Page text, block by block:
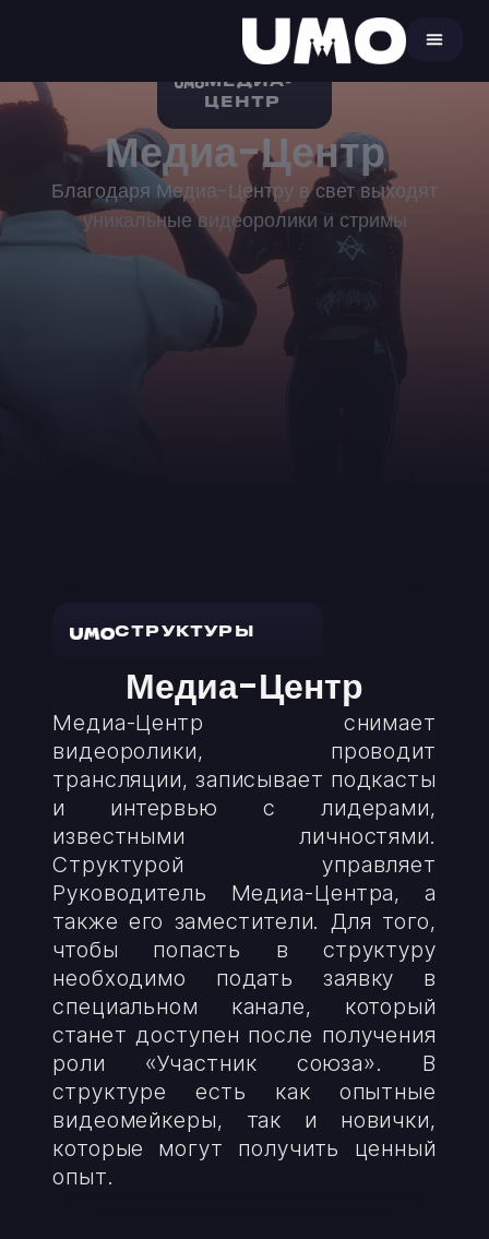
МЕДИА-
ЦЕНТР
Медиа-Центр
Благодаря Медиа-Центру в свет выходят
уникальные видеоролики и стримы
СТРУКТУРЫ
Медиа-Центр
Медиа-Центр снимает
видеоролики, проводит
трансляции, записывает подкасты
и интервью с лидерами,
известными личностями.
Структурой управляет
Руководитель Медиа-Центра, а
также его заместители. Для того,
чтобы попасть в структуру
необходимо подать заявку в
специальном канале, который
станет доступен после получения
роли «Участник союза». В
структуре есть как опытные
видеомейкеры, так и новички,
которые могут получить ценный
опыт.